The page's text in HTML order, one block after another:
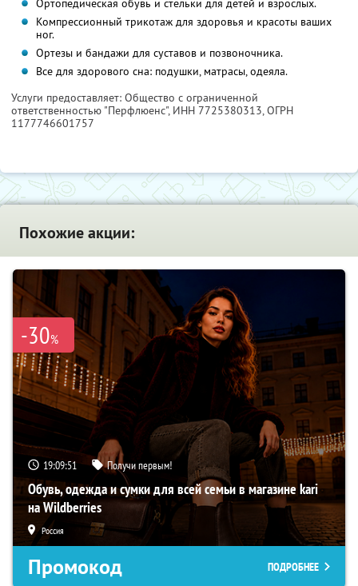
Ортопедическая обувь и стельки для детей и взрослых.
Компрессионный трикотаж для здоровья и красоты ваших
ног.
Ортезы и бандажи для суставов и позвоночника.
Все для здорового сна: подушки, матрасы, одеяла.
Услуги предоставляет: Общество с ограниченной
ответственностью "Перфлюенс", ИНН 7725380313, ОГРН
1177746601757
Похожие акции:
-30%
19:09:50 Получи первым!
Обувь, одежда и сумки для всей семьи в магазине kari
на Wildberries
Россия
Промокод ПОДРОБНЕЕ